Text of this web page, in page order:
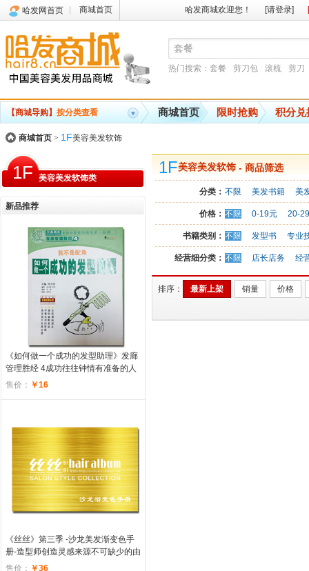
哈发网首页 商城首页 哈发商城欢迎您！ [请登录]
热门搜索： 套餐 剪刀包 滚梳 剪刀
【商城导购】 按分类查看 商城首页 限时抢购 积分兑
商城首页 > 1F美容美发软饰
1F 美容美发软饰类
新品推荐
《如何做一个成功的发型助理》发廊
管理胜经 4成功往往钟情有准备的人
售价： ￥16
《丝丝》第三季 -沙龙美发渐变色手
册-造型师创造灵感来源不可缺少的由
国内大师自创作品
售价： ￥36
1F美容美发软饰 - 商品筛选
分类： 不限 美发书籍 美
价格： 不限 0-19元 20-
书籍类别： 不限 发型书 专业
经营细分类： 不限 店长店务 经
排序： 最新上架 销量 价格